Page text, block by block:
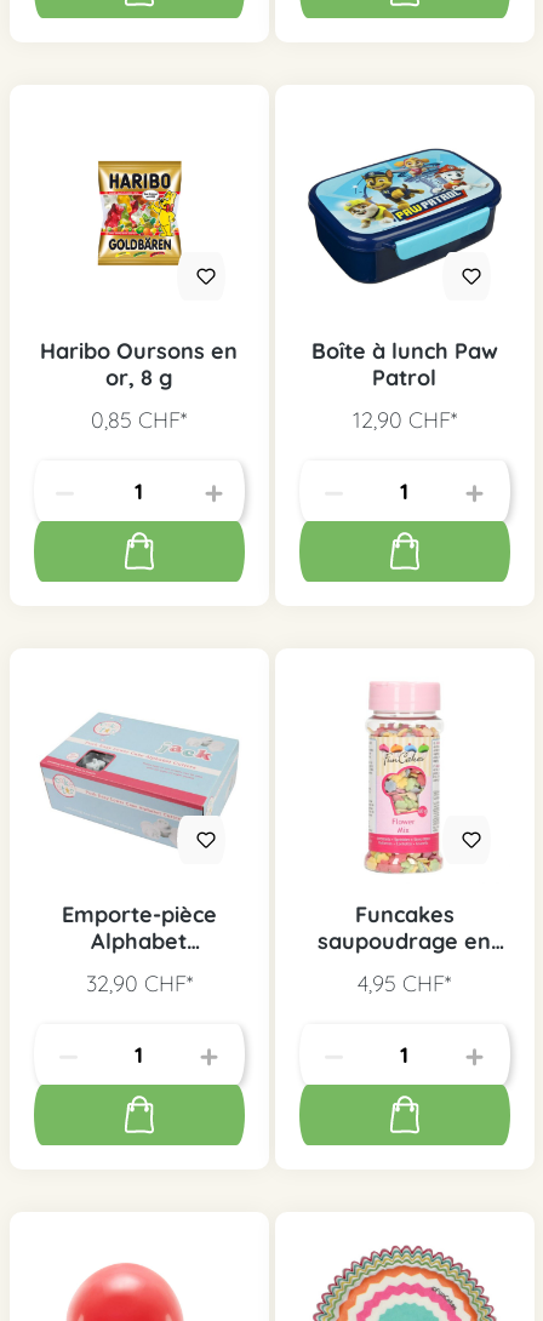
Haribo Oursons en
or, 8 g
0,85 CHF*
Boîte à lunch Paw
Patrol
12,90 CHF*
Emporte-pièce
Alphabet
32,90 CHF*
Funcakes
saupoudrage en
4,95 CHF*